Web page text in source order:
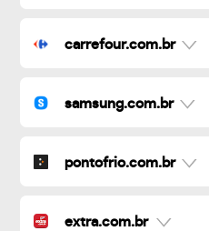
carrefour.com.br
samsung.com.br
pontofrio.com.br
extra.com.br